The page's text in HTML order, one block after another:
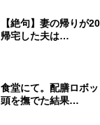
【絶句】妻の帰りが
帰宅した夫は…
食堂にて。配膳ロボッ
頭を撫でた結果…